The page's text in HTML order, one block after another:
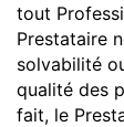
tout
Prestataire
solvabilité
qualité des
fait, le